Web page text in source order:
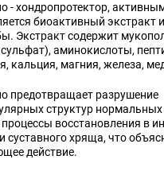
хондропротектор,
биоактивный экстракт
Экстракт содержит
аминокислоты,
кальция, магния, железа,
предотвращает разрушение
структур нормальных
восстановления в
суставного хряща, что
действие.